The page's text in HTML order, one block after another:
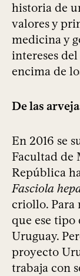
historia de
valores y
medicina y
intereses del
encima de
De las
En 2016 se
Facultad de
República
Fasciola
criollo. Para
que ese tipo
Uruguay.
proyecto
trabaja con